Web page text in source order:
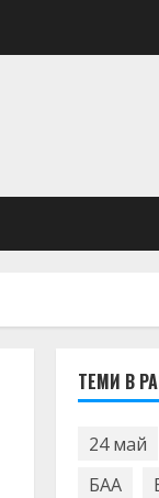
ТЕМИ В
24 май
БАА